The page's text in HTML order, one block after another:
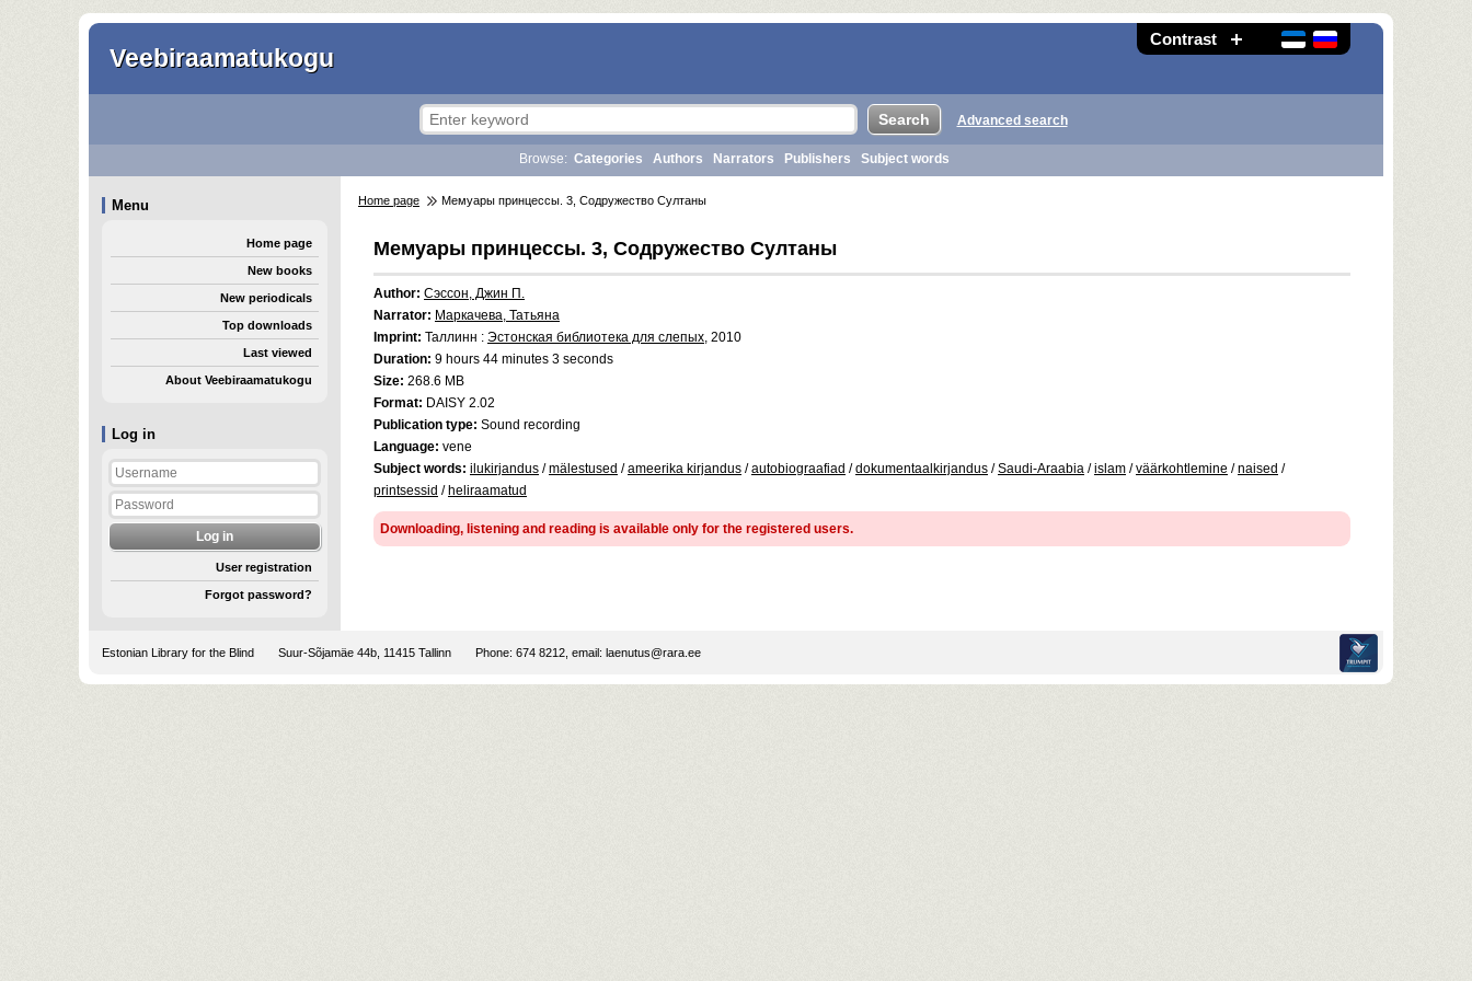
Contrast
Veebiraamatukogu
Log in
User registration
Forgot password?
Advanced search
Browse: Categories Authors Narrators Publishers Subject words
Menu
Home page
New books
New periodicals
Top downloads
Last viewed
About Veebiraamatukogu
Home page Мемуары принцессы. 3, Содружество Султаны
Мемуары принцессы. 3, Содружество Султаны
Author: Сэссон, Джин П.
Narrator: Маркачева, Татьяна
Imprint: Таллинн : Эстонская библиотека для слепых, 2010
Duration: 9 hours 44 minutes 3 seconds
Size: 268.6 MB
Format: DAISY 2.02
Publication type: Sound recording
Language: vene
Subject words: ilukirjandus /mälestused /ameerika kirjandus /autobiograafiad /dokumentaalkirjandus /Saudi-Araabia /islam /väärkohtlemine /naised /
printsessid / heliraamatud
Downloading, listening and reading is available only for the registered users.
Estonian Library for the Blind Suur-Sõjamäe 44b, 11415 Tallinn Phone: 674 8212, email: laenutus@rara.ee